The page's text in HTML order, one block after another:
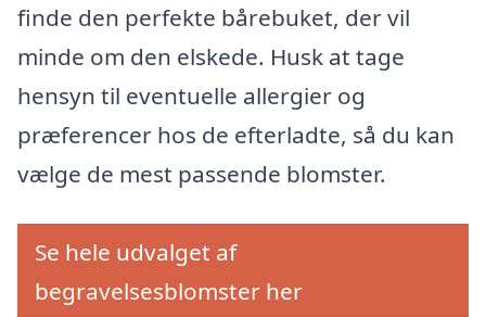
finde den perfekte bårebuket, der vil
minde om den elskede. Husk at tage
hensyn til eventuelle allergier og
præferencer hos de efterladte, så du kan
vælge de mest passende blomster.
Se hele udvalget af
begravelsesblomster her